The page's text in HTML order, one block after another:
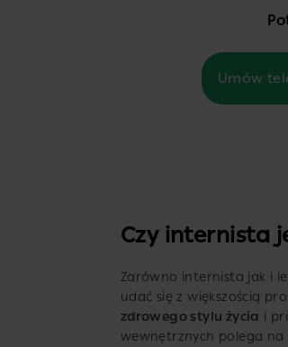
Umów
Czy internista
Zarówno internista jak i
udać się z większością
zdrowego stylu życia i
wewnętrznych polega na